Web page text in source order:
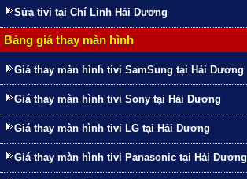
Sửa tivi tại Chí Linh Hải Dương
Bảng giá thay màn hình
Giá thay màn hình tivi SamSung tại Hải Dương
Giá thay màn hình tivi Sony tại Hải Dương
Giá thay màn hình tivi LG tại Hải Dương
Giá thay màn hình tivi Panasonic tại Hải Dương